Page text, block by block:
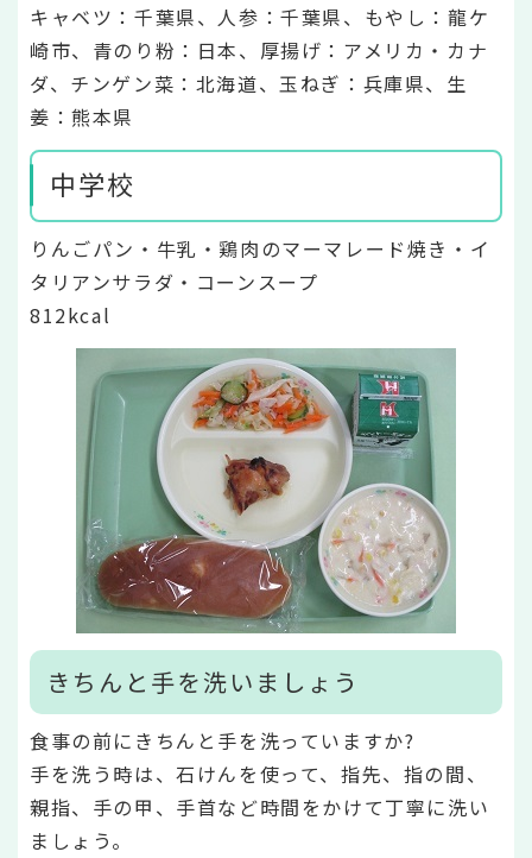
キャベツ：千葉県、人参：千葉県、もやし：龍ケ
崎市、青のり粉：日本、厚揚げ：アメリカ・カナ
ダ、チンゲン菜：北海道、玉ねぎ：兵庫県、生
姜：熊本県
中学校
りんごパン・牛乳・鶏肉のマーマレード焼き・イ
タリアンサラダ・コーンスープ
812kcal
きちんと手を洗いましょう
食事の前にきちんと手を洗っていますか?
手を洗う時は、石けんを使って、指先、指の間、
親指、手の甲、手首など時間をかけて丁寧に洗い
ましょう。